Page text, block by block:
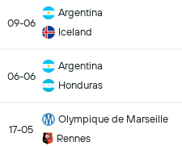
09-06
Argentina
Iceland
06-06
Argentina
Honduras
17-05
Olympique de Marseille
Rennes